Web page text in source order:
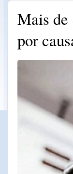
Mais de
por